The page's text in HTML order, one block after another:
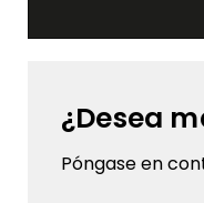
¿Desea
Póngase en